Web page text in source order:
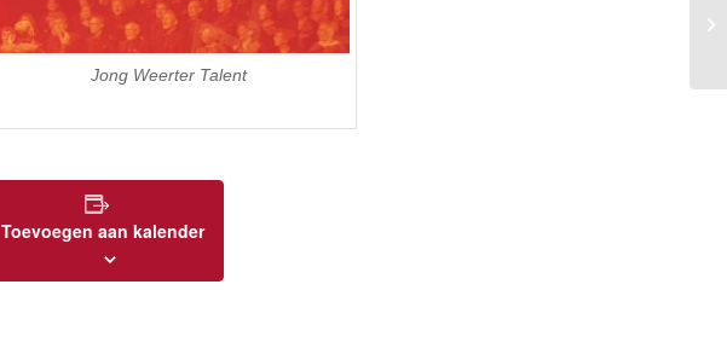
Jong Weerter Talent
Toevoegen aan kalender